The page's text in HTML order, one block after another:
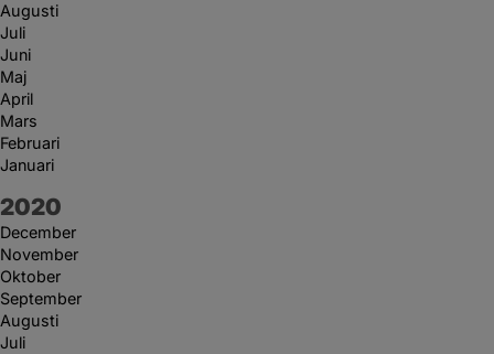
Augusti
Juli
Juni
Maj
April
Mars
Februari
Januari
År:
2020
December
November
Oktober
September
Augusti
Juli